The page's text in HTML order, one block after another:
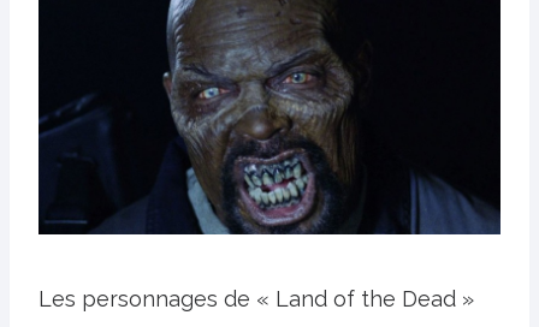
Les personnages de « Land of the Dead »